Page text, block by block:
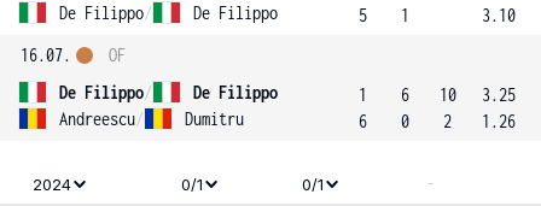
De Filippo/ De Filippo
5
1
3.10
16.07.
De Filippo/
De Filippo
Andreescu/ Dumitru
OF
1
6
6
0
10
2
3.25
1.26
2024 0/1 0/1
-